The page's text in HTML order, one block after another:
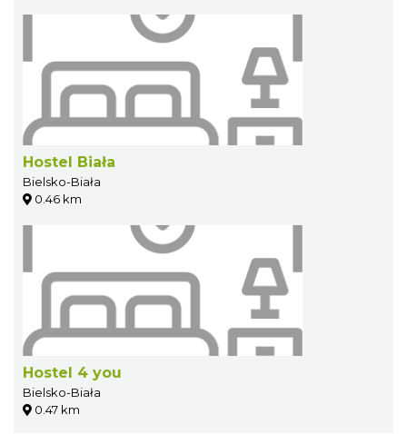
Hostel Biała
Bielsko-Biała
0.46 km
Hostel 4 you
Bielsko-Biała
0.47 km